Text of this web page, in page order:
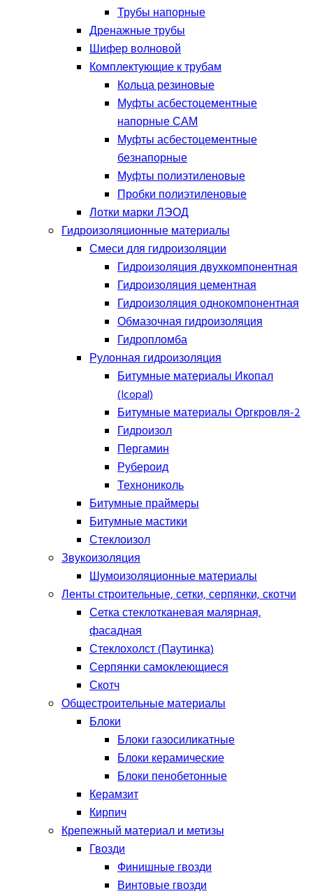
Трубы напорные
Дренажные трубы
Шифер волновой
Комплектующие к трубам
Кольца резиновые
Муфты асбестоцементные
напорные САМ
Муфты асбестоцементные
безнапорные
Муфты полиэтиленовые
Пробки полиэтиленовые
Лотки марки ЛЭОД
Гидроизоляционные материалы
Смеси для гидроизоляции
Гидроизоляция двухкомпонентная
Гидроизоляция цементная
Гидроизоляция однокомпонентная
Обмазочная гидроизоляция
Гидропломба
Рулонная гидроизоляция
Битумные материалы Икопал
(Icopal)
Битумные материалы Оргкровля-2
Гидроизол
Пергамин
Рубероид
Технониколь
Битумные праймеры
Битумные мастики
Стеклоизол
Звукоизоляция
Шумоизоляционные материалы
Ленты строительные, сетки, серпянки, скотчи
Сетка стеклотканевая малярная,
фасадная
Стеклохолст (Паутинка)
Серпянки самоклеющиеся
Скотч
Общестроительные материалы
Блоки
Блоки газосиликатные
Блоки керамические
Блоки пенобетонные
Керамзит
Кирпич
Крепежный материал и метизы
Гвозди
Финишные гвозди
Винтовые гвозди